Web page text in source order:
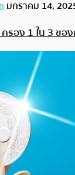
มกราคม 14,
รอง 1 ใน 3 ขอ